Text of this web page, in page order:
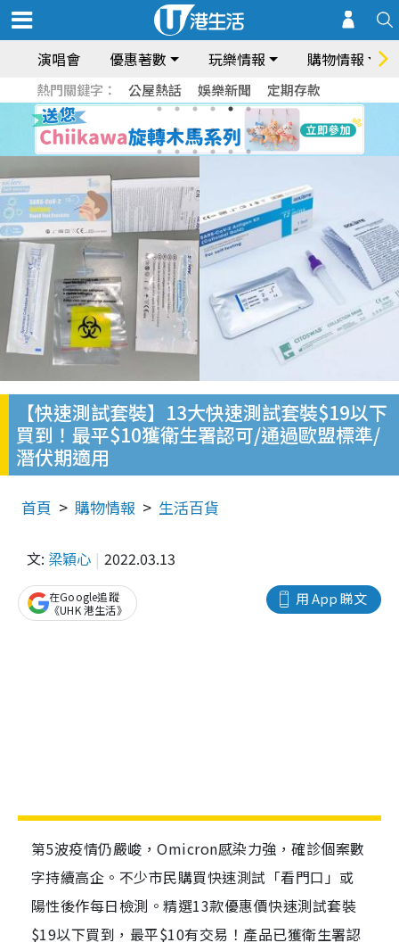
演唱會 優惠著數 玩樂情報 購物情報
熱門關鍵字： 公屋熱話 娛樂新聞 定期存款
【快速測試套裝】13大快速測試套裝$19以下
買到！最平$10獲衛生署認可/通過歐盟標準/
潛伏期適用
首頁 購物情報 生活百貨
文: 梁穎心 2022.03.13
用 App 睇文
在Google追蹤
《UHK 港生活》
第5波疫情仍嚴峻，Omicron感染力強，確診個案數
字持續高企。不少市民購買快速測試「看門口」或
陽性後作每日檢測。精選13款優惠價快速測試套裝
$19以下買到，最平$10有交易！產品已獲衛生署認